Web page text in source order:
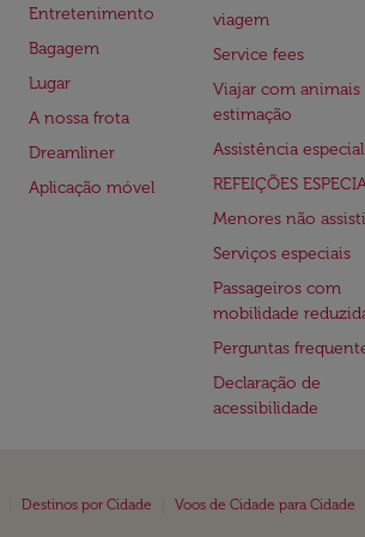
Entretenimento
Bagagem
Lugar
A nossa frota
Dreamliner
Aplicação móvel
viagem
Service fees
Viajar com animais
estimação
Assistência especial
REFEIÇÕES
Menores não
Serviços especiais
Passageiros com
mobilidade
Perguntas
Declaração de
acessibilidade
Destinos por Cidade Voos de Cidade para Cidade